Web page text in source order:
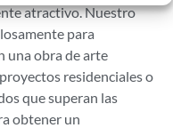
atractivo. Nuestro
para
una obra de arte
residenciales o
que superan las
obtener un